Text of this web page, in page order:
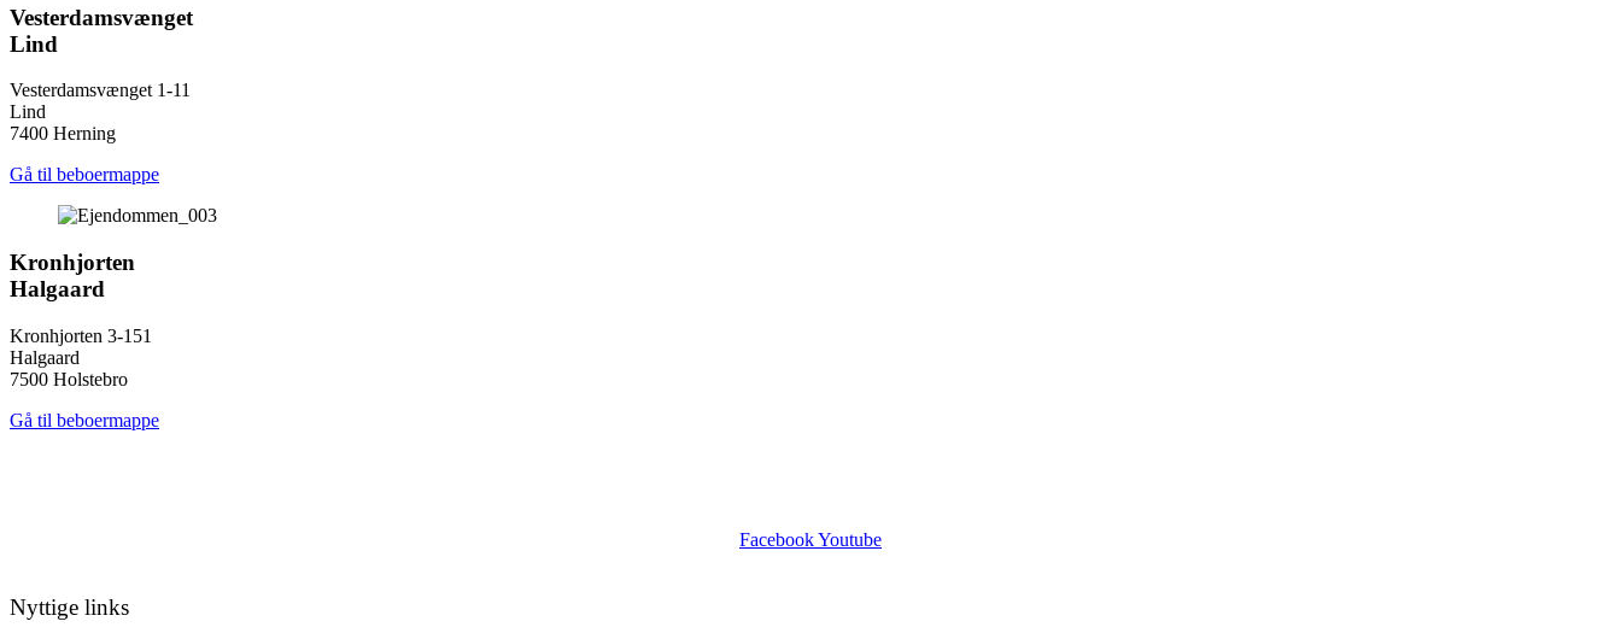
Vesterdamsvænget
Lind
Vesterdamsvænget 1-11
Lind
7400 Herning
Gå til beboermappe
Kronhjorten
Halgaard
Kronhjorten 3-151
Halgaard
7500 Holstebro
Gå til beboermappe
FacebookYoutube
Nyttige links